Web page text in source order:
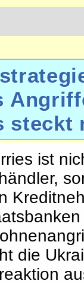
steckt
ist
die